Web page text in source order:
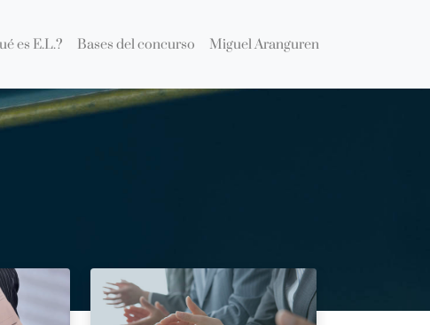
es E.L.? Bases del concurso Miguel Aranguren